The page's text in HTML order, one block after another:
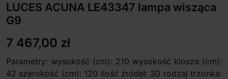
LUCES ACUNA LE43347 lampa wisząca
G9
7 467,00 zł
Parametry: wysokość (cm): 210 wysokość klosza (cm):
42 szerokość (cm): 120 ilość źródeł: 30 rodzaj trzonka: